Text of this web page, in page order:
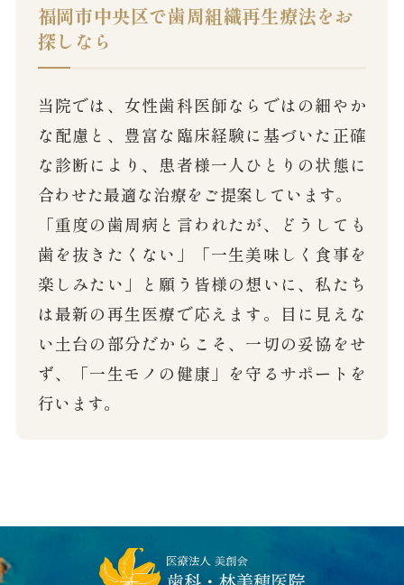
福岡市中央区で歯周組織再生療法をお
探しなら
当院では、女性歯科医師ならではの細やか
な配慮と、豊富な臨床経験に基づいた正確
な診断により、患者様一人ひとりの状態に
合わせた最適な治療をご提案しています。
「重度の歯周病と言われたが、どうしても
歯を抜きたくない」「一生美味しく食事を
楽しみたい」と願う皆様の想いに、私たち
は最新の再生医療で応えます。目に見えな
い土台の部分だからこそ、一切の妥協をせ
ず、「一生モノの健康」を守るサポートを
行います。